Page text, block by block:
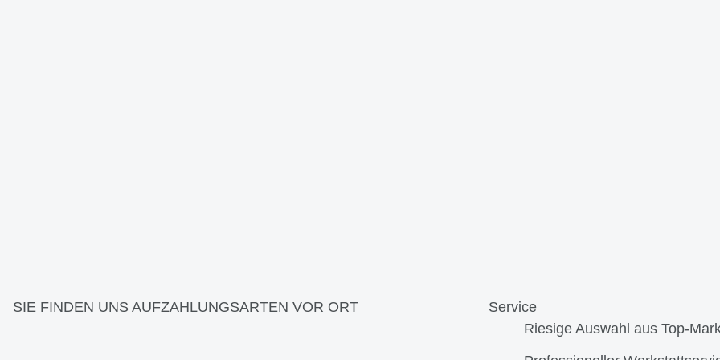
SIE FINDEN UNS AUFZAHLUNGSARTEN VOR ORT
Service
Riesige Auswahl aus Top-